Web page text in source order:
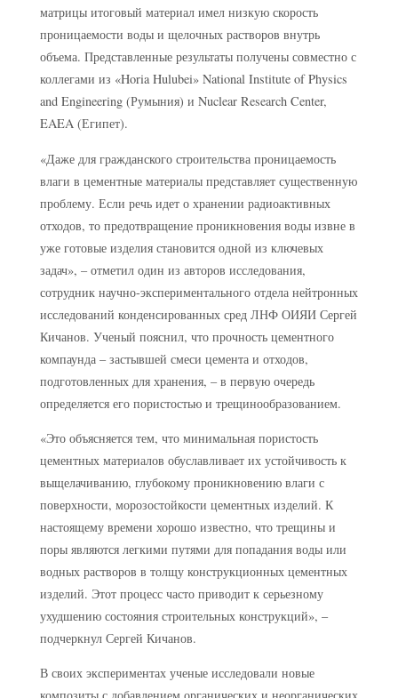
матрицы итоговый материал имел низкую скорость
проницаемости воды и щелочных растворов внутрь
объема. Представленные результаты получены совместно с
коллегами из «Horia Hulubei» National Institute of Physics
and Engineering (Румыния) и Nuclear Research Center,
EAEA (Египет).
«Даже для гражданского строительства проницаемость
влаги в цементные материалы представляет существенную
проблему. Если речь идет о хранении радиоактивных
отходов, то предотвращение проникновения воды извне в
уже готовые изделия становится одной из ключевых
задач», – отметил один из авторов исследования,
сотрудник научно-экспериментального отдела нейтронных
исследований конденсированных сред ЛНФ ОИЯИ Сергей
Кичанов. Ученый пояснил, что прочность цементного
компаунда – застывшей смеси цемента и отходов,
подготовленных для хранения, – в первую очередь
определяется его пористостью и трещинообразованием.
«Это объясняется тем, что минимальная пористость
цементных материалов обуславливает их устойчивость к
выщелачиванию, глубокому проникновению влаги с
поверхности, морозостойкости цементных изделий. К
настоящему времени хорошо известно, что трещины и
поры являются легкими путями для попадания воды или
водных растворов в толщу конструкционных цементных
изделий. Этот процесс часто приводит к серьезному
ухудшению состояния строительных конструкций», –
подчеркнул Сергей Кичанов.
В своих экспериментах ученые исследовали новые